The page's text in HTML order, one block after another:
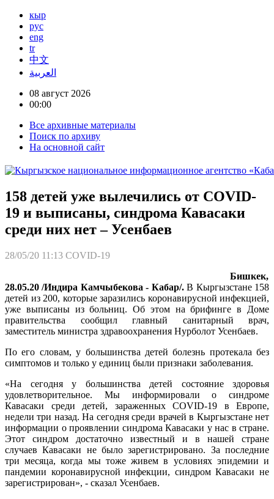
кыр
рус
eng
tr
中文
العربية
08 август 2026
00:00
Все архивные материалы
Поиск по архиву
На основной сайт
158 детей уже вылечились от COVID-
19 и выписаны, синдрома Кавасаки
среди них нет – Усенбаев
28/05/20 11:13 COVID-19
Бишкек,
28.05.20 /Индира Камчыбекова - Кабар/.В Кыргызстане 158
детей из 200, которые заразились коронавирусной инфекцией,
уже выписаны из больниц. Об этом на брифинге в Доме
правительства сообщил главный санитарный врач,
заместитель министра здравоохранения Нурболот Усенбаев.
По его словам, у большинства детей болезнь протекала без
симптомов и только у единиц были признаки заболевания.
«На сегодня у большинства детей состояние здоровья
удовлетворительное. Мы информировали о синдроме
Кавасаки среди детей, зараженных COVID-19 в Европе,
недели три назад. На сегодня среди врачей в Кыргызстане нет
информации о проявлении синдрома Кавасаки у нас в стране.
Этот синдром достаточно известный и в нашей стране
случаев Кавасаки не было зарегистрировано. За последние
три месяца, когда мы тоже живем в условиях эпидемии и
пандемии коронавирусной инфекции, синдром Кавасаки не
зарегистрирован», - сказал Усенбаев.